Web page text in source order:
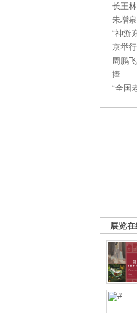
长王
朱增
“神游
京举行
周鹏
捧
“全国
展览